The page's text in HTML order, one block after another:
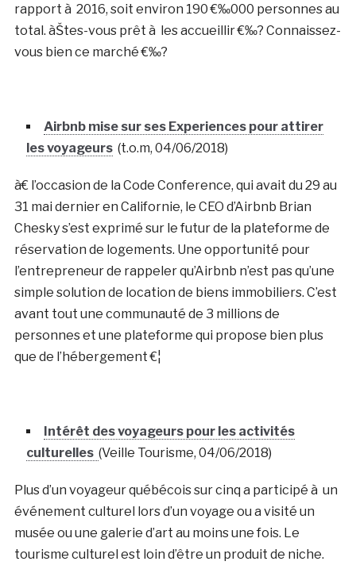
rapport à 2016, soit environ 190 €‰000 personnes au
total. àŠtes-vous prêt à les accueillir €‰? Connaissez-
vous bien ce marché €‰?
Airbnb mise sur ses Experiences pour attirer
les voyageurs(t.o.m, 04/06/2018)
à€ l’occasion de la Code Conference, qui avait du 29 au
31 mai dernier en Californie, le CEO d’Airbnb Brian
Chesky s’est exprimé sur le futur de la plateforme de
réservation de logements. Une opportunité pour
l’entrepreneur de rappeler qu’Airbnb n’est pas qu’une
simple solution de location de biens immobiliers. C’est
avant tout une communauté de 3 millions de
personnes et une plateforme qui propose bien plus
que de l’hébergement €¦
Intérêt des voyageurs pour les activités
culturelles (Veille Tourisme, 04/06/2018)
Plus d’un voyageur québécois sur cinq a participé à un
événement culturel lors d’un voyage ou a visité un
musée ou une galerie d’art au moins une fois. Le
tourisme culturel est loin d’être un produit de niche.